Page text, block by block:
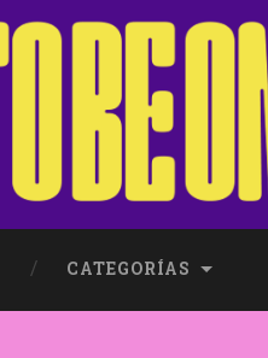
CATEGORÍAS